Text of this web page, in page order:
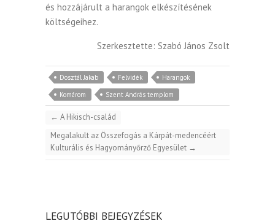
és hozzájárult a harangok elkészítésének
költségeihez.
Szerkesztette: Szabó János Zsolt
Dosztál Jakab Felvidék
Harangok
Komárom
Szent András templom
← A Hikisch-család
Megalakult az Összefogás a Kárpát-medencéért
Kulturális és Hagyományőrző Egyesület →
LEGUTÓBBI BEJEGYZÉSEK